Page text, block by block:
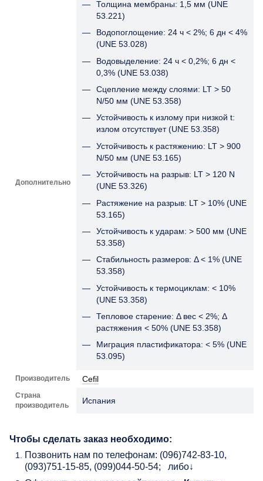
Дополнительно
Толщина мембраны: 1,5 мм (UNE
53.221)
Водопоглощение: 24 ч < 2%; 6 дн < 4%
(UNE 53.028)
Водовыделение: 24 ч < 0,2%; 6 дн <
0,3% (UNE 53.038)
Сцепление между слоями: LT > 50
N/50 мм (UNE 53.358)
Устойчивость к излому при низкой t:
излом отсутствует (UNE 53.358)
Устойчивость к растяжению: LT > 900
N/50 мм (UNE 53.165)
Устойчивость на разрыв: LT > 120 N
(UNE 53.326)
Растяжение на разрыв: LT > 10% (UNE
53.165)
Устойчивость к ударам: > 500 мм (UNE
53.358)
Стабильность размеров: Δ < 1% (UNE
53.358)
Устойчивость к термоциклам: < 10%
(UNE 53.358)
Тепловое старение: Δ вес < 2%; Δ
растяжения < 50% (UNE 53.358)
Миграция пластификатора: < 5% (UNE
53.095)
Производитель Cefil
Страна
производитель
Испания
Чтобы сделать заказ необходимо:
Позвонить нам по телефонам: (096)742-83-10,
(093)751-15-85, (099)044-50-54; либо↓